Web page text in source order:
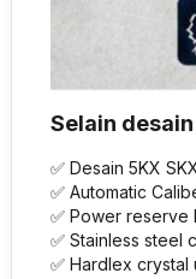
Selain
✅ Desain 5KX
✅ Automatic
✅ Power reserve
✅ Stainless steel
✅ Hardlex